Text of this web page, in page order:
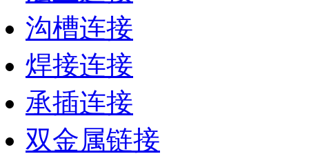
沟槽连接
焊接连接
承插连接
双金属链接